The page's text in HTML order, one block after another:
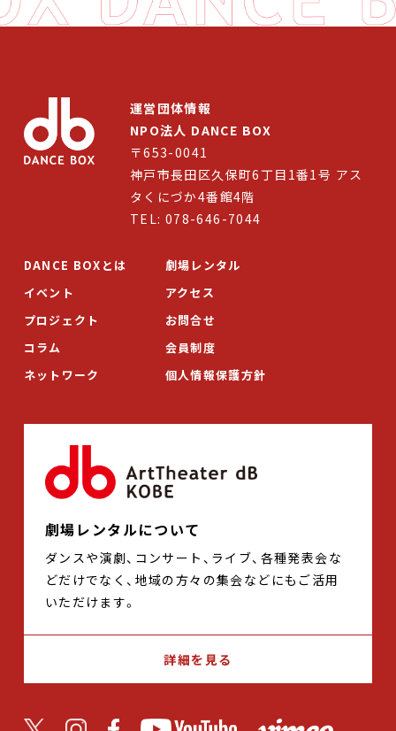
運営団体情報
NPO法人 DANCE BOX
〒653-0041
神戸市長田区久保町6丁目1番1号 アス
タくにづか4番館4階
TEL: 078-646-7044
DANCE BOXとは
イベント
プロジェクト
コラム
ネットワーク
劇場レンタル
アクセス
お問合せ
会員制度
個人情報保護方針
劇場レンタルについて
ダンスや演劇、コンサート、ライブ、各種発表会な
どだけでなく、地域の方々の集会などにもご活用
いただけます。
詳細を見る